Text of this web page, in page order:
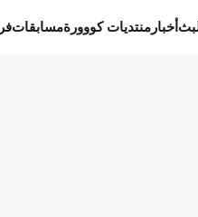
أخبار منتديات كووورةمسابقات